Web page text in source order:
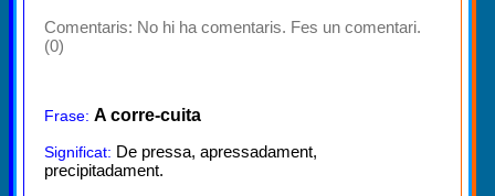
Comentaris: No hi ha comentaris. Fes un comentari.
(0)
Frase: A corre-cuita
Significat: De pressa, apressadament,
precipitadament.